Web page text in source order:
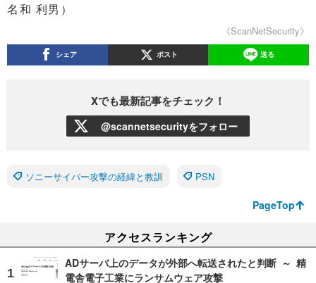
名和 利男）
《ScanNetSecurity》
シェア ポスト 送る
Xでも最新記事をチェック！
@scannetsecurityをフォロー
ソニーサイバー攻撃の経緯と教訓 PSN
PageTop
アクセスランキング
ADサーバ上のデータが外部へ転送されたと判断 ～ 精
電舎電子工業にランサムウェア攻撃